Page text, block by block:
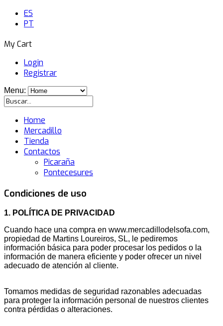
ES
PT
My Cart
Login
Registrar
Menu:
Home
Mercadillo
Tienda
Contactos
Picaraña
Pontecesures
Condiciones de uso
1. POLÍTICA DE PRIVACIDAD
Cuando hace una compra en www.mercadillodelsofa.com,
propiedad de Martins Loureiros, SL, le pediremos
información básica para poder procesar los pedidos o la
información de manera eficiente y poder ofrecer un nivel
adecuado de atención al cliente.
Tomamos medidas de seguridad razonables adecuadas
para proteger la información personal de nuestros clientes
contra pérdidas o alteraciones.